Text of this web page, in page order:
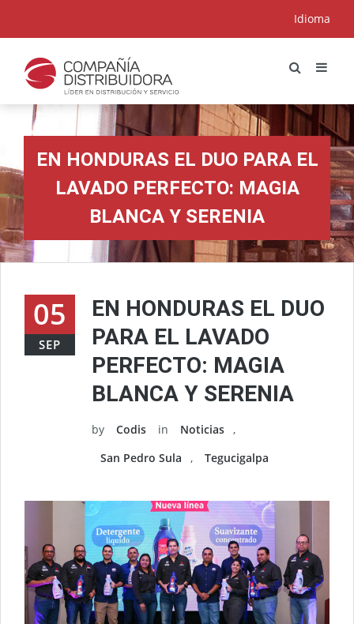
Idioma
EN HONDURAS EL DUO PARA EL
LAVADO PERFECTO: MAGIA
BLANCA Y SERENIA
05
SEP
EN HONDURAS EL DUO
PARA EL LAVADO
PERFECTO: MAGIA
BLANCA Y SERENIA
by Codis in Noticias ,
San Pedro Sula
, Tegucigalpa